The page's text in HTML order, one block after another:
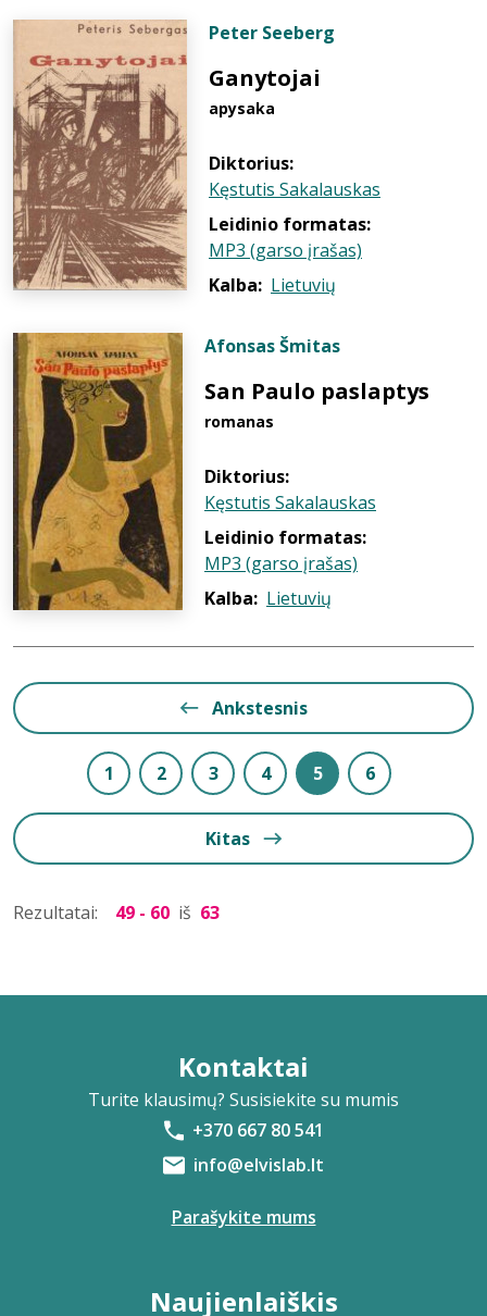
Peter Seeberg
Ganytojai
apysaka
Diktorius:
Kęstutis Sakalauskas
Leidinio formatas:
MP3 (garso įrašas)
Kalba: Lietuvių
Afonsas Šmitas
San Paulo paslaptys
romanas
Diktorius:
Kęstutis Sakalauskas
Leidinio formatas:
MP3 (garso įrašas)
Kalba: Lietuvių
Ankstesnis
1 2 3 4 5 6
Kitas
Rezultatai: 49 - 60 iš 63
Kontaktai
Turite klausimų? Susisiekite su mumis
+370 667 80 541
info@elvislab.lt
Parašykite mums
Naujienlaiškis